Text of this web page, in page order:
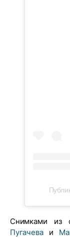
Снимками из
Пугачеваи